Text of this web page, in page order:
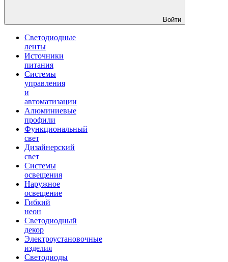
Войти
Светодиодные
ленты
Источники
питания
Системы
управления
и
автоматизации
Алюминиевые
профили
Функциональный
свет
Дизайнерский
свет
Системы
освещения
Наружное
освещение
Гибкий
неон
Светодиодный
декор
Электроустановочные
изделия
Светодиоды